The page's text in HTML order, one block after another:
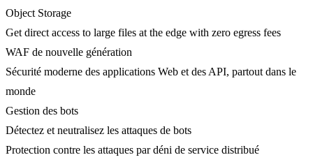
Object Storage
Get direct access to large files at the edge with zero egress fees
WAF de nouvelle génération
Sécurité moderne des applications Web et des API, partout dans le
monde
Gestion des bots
Détectez et neutralisez les attaques de bots
Protection contre les attaques par déni de service distribué